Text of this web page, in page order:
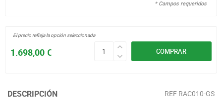
* Campos requeridos
COMPRAR
1.698,00 €
El precio refleja la opción seleccionada
DESCRIPCIÓN REF RAC010-GS